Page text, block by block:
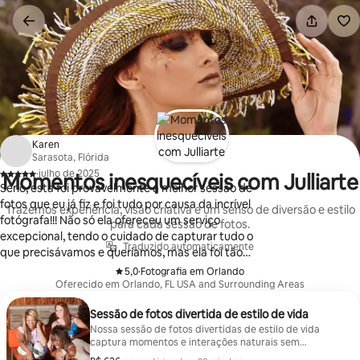
Pular
para
o
conteúdo
Momentos inesquecíveis com Julliarte
Trazemos experiência, visão criativa e um senso de diversão e estilo
para cada sessão de fotos.
Traduzido automaticamente
5,0
, ·Fotografia em Orlando
Oferecido em Orlando, FL USA and Surrounding Areas
Sessão de fotos divertida de estilo de vida
Nossa sessão de fotos divertidas de estilo de vida
captura momentos e interações naturais sem
planejamento prévio ou direção. As fotos geralmente
Karen
Sarasota, Flórida
,
·julho de 2025
Sério, esta foi provavelmente a melhor sessão de
fotos que eu já fiz e foi tudo por causa da incrível
fotógrafa!!! Não só ela ofereceu um serviço
excepcional, tendo o cuidado de capturar tudo o
que precisávamos e queríamos, mas ela foi tão
amigável e se encaixou perfeitamente! Com
certeza ligaremos de volta no futuro para outras
necessidades de sessão de fotografia!